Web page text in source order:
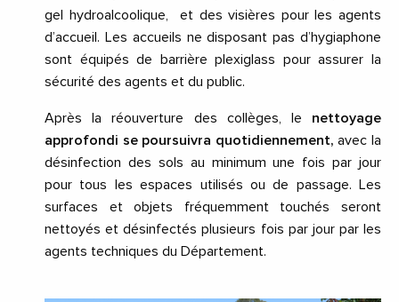
gel hydroalcoolique, et des visières pour les agents
d’accueil. Les accueils ne disposant pas d’hygiaphone
sont équipés de barrière plexiglass pour assurer la
sécurité des agents et du public.
Après la réouverture des collèges, le nettoyage
approfondi se poursuivra quotidiennement, avec la
désinfection des sols au minimum une fois par jour
pour tous les espaces utilisés ou de passage. Les
surfaces et objets fréquemment touchés seront
nettoyés et désinfectés plusieurs fois par jour par les
agents techniques du Département.